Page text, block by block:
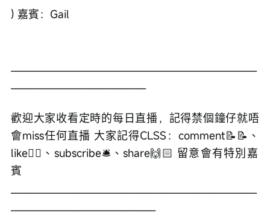
) 嘉賓：Gail
歡迎大家收看定時的每日直播，記得禁個鐘仔就唔
會miss任何直播 大家記得CLSS：comment📝📝、
like👍🏻、subscribe🛎、share🙌🏻 留意會有特別嘉
賓